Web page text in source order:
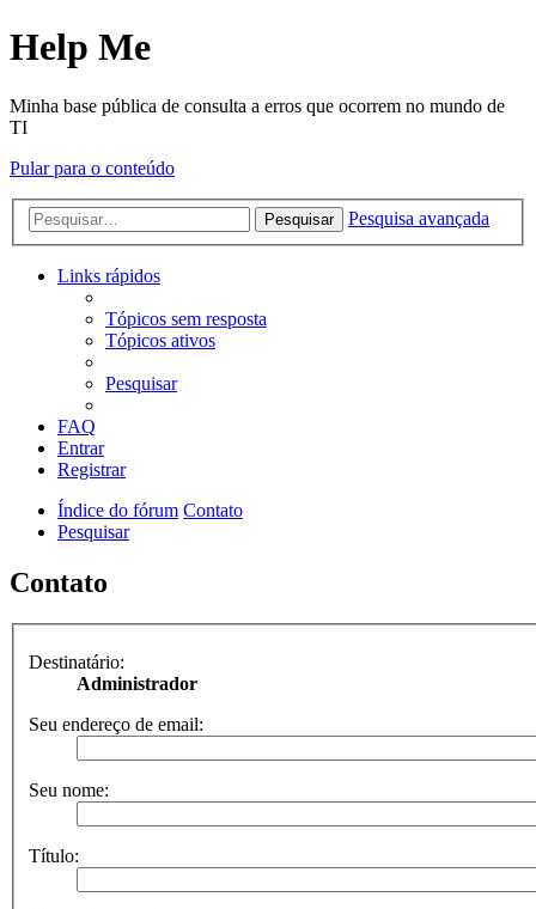
Help Me
Minha base pública de consulta a erros que ocorrem no mundo de
TI
Pular para o conteúdo
Pesquisar Pesquisa avançada
Links rápidos
Tópicos sem resposta
Tópicos ativos
Pesquisar
FAQ
Entrar
Registrar
Índice do fórum Contato
Pesquisar
Contato
Destinatário:
Administrador
Seu endereço de email:
Seu nome:
Título: